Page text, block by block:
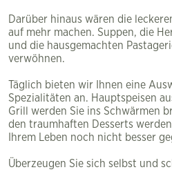
Darüber hinaus wären die
auf mehr machen. Suppen, die
und die hausgemachten
verwöhnen.
Täglich bieten wir Ihnen eine
Spezialitäten an. Hauptspeisen
Grill werden Sie ins Schwärmen
den traumhaften Desserts
Ihrem Leben noch nicht besser
Überzeugen Sie sich selbst und